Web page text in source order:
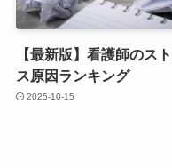
【最新版】看護師のス
ス原因ランキング
2025-10-15